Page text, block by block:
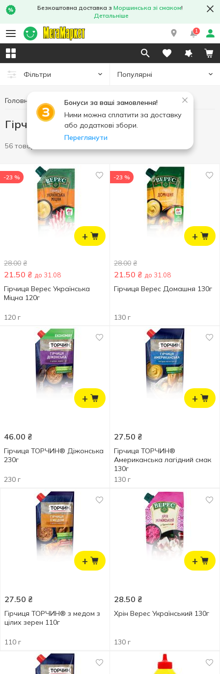
Безкоштовна доставка з Моршинська зі смаком!
Детальніше
1
Фільтри Популярні
Бонуси за ваші замовлення!
Ними можна сплатити за доставку
або додаткові збори.
Переглянути
Головна Cоуси та спеції Гірчиця та хрін
Гірчиця та хрін
56 товарів
+
-23 %
28.00 ₴
21.50 ₴ до 31.08
Гірчиця Верес Українська
Міцна 120г
120 г
+
-23 %
28.00 ₴
21.50 ₴ до 31.08
Гірчиця Верес Домашня 130г
130 г
+
46.00 ₴
Гірчиця ТОРЧИН® Діжонська
230г
230 г
+
27.50 ₴
Гірчиця ТОРЧИН®
Американська лагідний смак
130г
130 г
+
27.50 ₴
Гірчиця ТОРЧИН® з медом з
цілих зерен 110г
110 г
+
28.50 ₴
Хрін Верес Український 130г
130 г